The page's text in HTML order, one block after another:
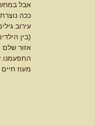
אבל
ככה
עירוב
(בין
אזור שלם
מעוז חיים